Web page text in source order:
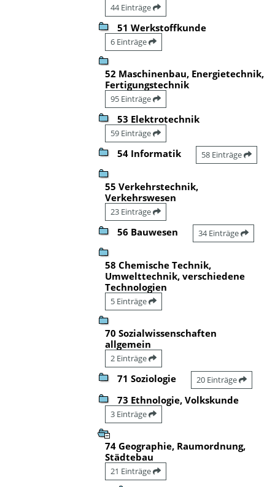
44 Einträge
51 Werkstoffkunde
6 Einträge
52 Maschinenbau, Energietechnik,
Fertigungstechnik
95 Einträge
53 Elektrotechnik
59 Einträge
54 Informatik 58 Einträge
55 Verkehrstechnik,
Verkehrswesen
23 Einträge
56 Bauwesen 34 Einträge
58 Chemische Technik,
Umwelttechnik, verschiedene
Technologien
5 Einträge
70 Sozialwissenschaften
allgemein
2 Einträge
71 Soziologie 20 Einträge
73 Ethnologie, Volkskunde
3 Einträge
74 Geographie, Raumordnung,
Städtebau
21 Einträge